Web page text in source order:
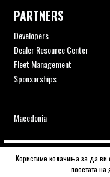
PARTNERS
Developers
Dealer Resource Center
Fleet Management
Sponsorships
Macedonia
© 2026 Navigator ITS |
Користиме колачиња за да ви
посетата на